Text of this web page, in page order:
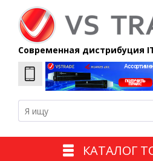
Современная дистрибуция
КАТАЛОГ